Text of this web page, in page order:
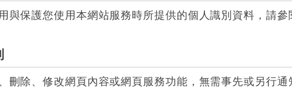
與保護您使用本網站服務時所提供的個人識別資料，請參
刪除、修改網頁內容或網頁服務功能，無需事先或另行